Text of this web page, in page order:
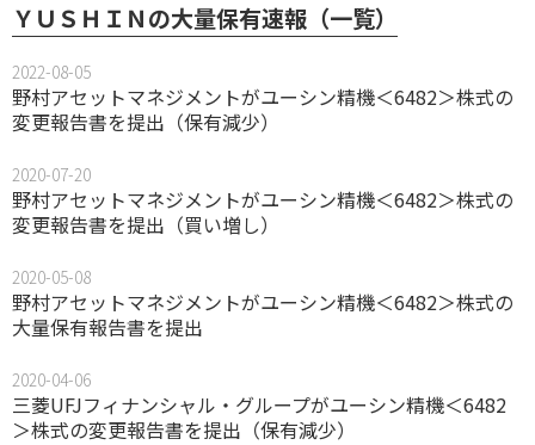
ＹＵＳＨＩＮの大量保有速報（一覧）
2022-08-05
野村アセットマネジメントがユーシン精機＜6482＞株式の
変更報告書を提出（保有減少）
2020-07-20
野村アセットマネジメントがユーシン精機＜6482＞株式の
変更報告書を提出（買い増し）
2020-05-08
野村アセットマネジメントがユーシン精機＜6482＞株式の
大量保有報告書を提出
2020-04-06
三菱UFJフィナンシャル・グループがユーシン精機＜6482
＞株式の変更報告書を提出（保有減少）